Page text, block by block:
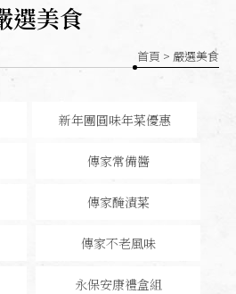
選美食
首頁 > 嚴選美食
新年團圓味年菜優惠
傳家常備醬
傳家醃漬菜
傳家不老風味
永保安康禮盒組